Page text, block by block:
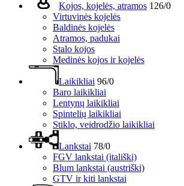
Kojos, kojelės, atramos 126/0
Virtuvinės kojelės
Baldinės kojelės
Atramos, padukai
Stalo kojos
Medinės kojos ir kojelės
Laikikliai 96/0
Baro laikikliai
Lentynų laikikliai
Spintelių laikikliai
Stiklo, veidrodžio laikikliai
Lankstai 78/0
FGV lankstai (itališki)
Blum lankstai (austriški)
GTV ir kiti lankstai